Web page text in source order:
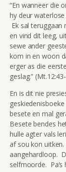
“En wanneer die
hy deur
Ek sal
en vind dit leeg,
sewe ander
kom in en woon
erger as die
geslag.”
En is dit nie
besete en mal
Besete bendes
hulle agter vals
af sou kon
aangehardloop.
selfmoorde. Pa’s